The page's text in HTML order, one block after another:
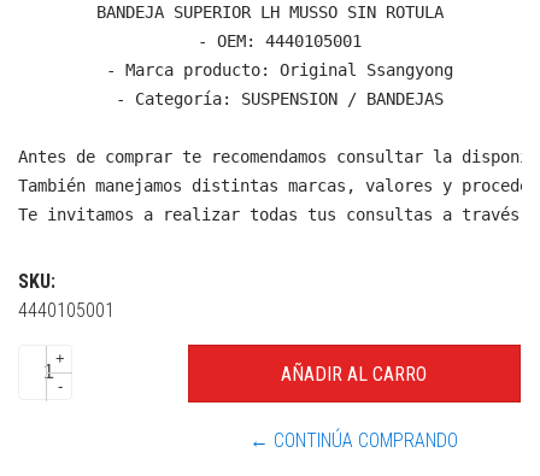
BANDEJA SUPERIOR LH MUSSO SIN ROTULA
  - OEM: 4440105001
  - Marca producto: Original Ssangyong
  - Categoría: SUSPENSION / BANDEJAS
Antes de comprar te recomendamos consultar la
También manejamos distintas marcas, valores y
Te invitamos a realizar todas tus consultas a través
SKU:
4440105001
+
-
← CONTINÚA COMPRANDO